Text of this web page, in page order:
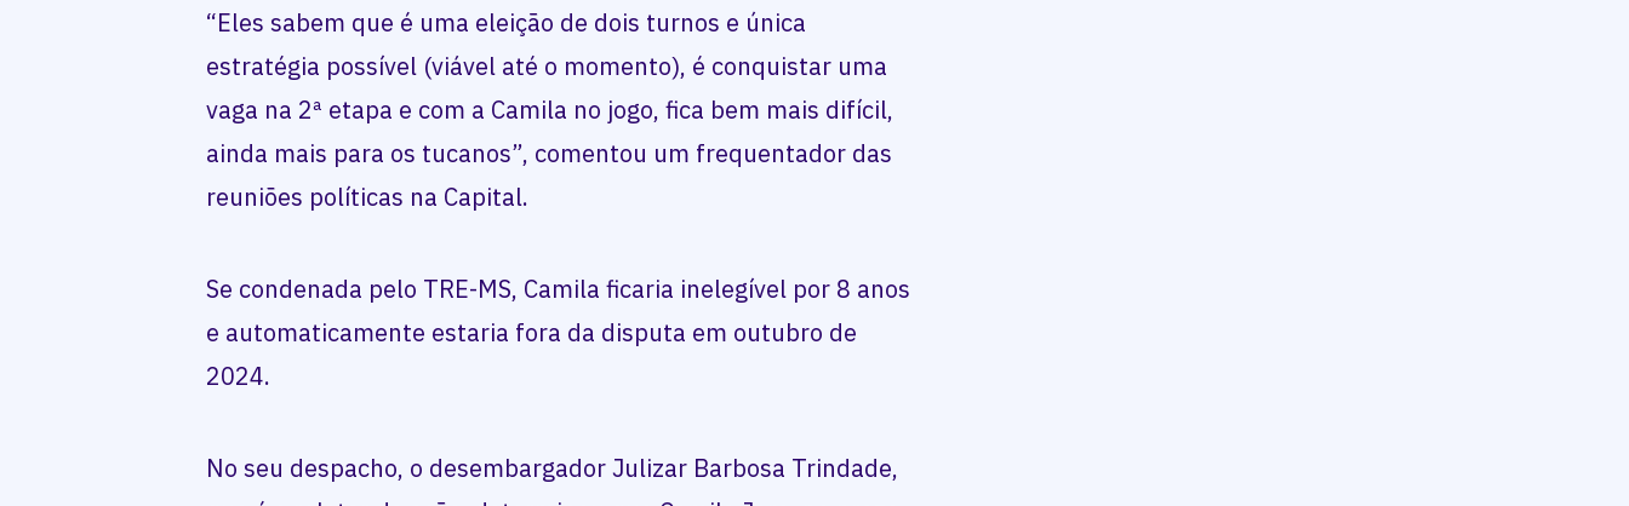
“Eles sabem que é uma eleição de dois turnos e única
estratégia possível (viável até o momento), é conquistar uma
vaga na 2ª etapa e com a Camila no jogo, fica bem mais difícil,
ainda mais para os tucanos”, comentou um frequentador das
reuniões políticas na Capital.
Se condenada pelo TRE-MS, Camila ficaria inelegível por 8 anos
e automaticamente estaria fora da disputa em outubro de
2024.
No seu despacho, o desembargador Julizar Barbosa Trindade,